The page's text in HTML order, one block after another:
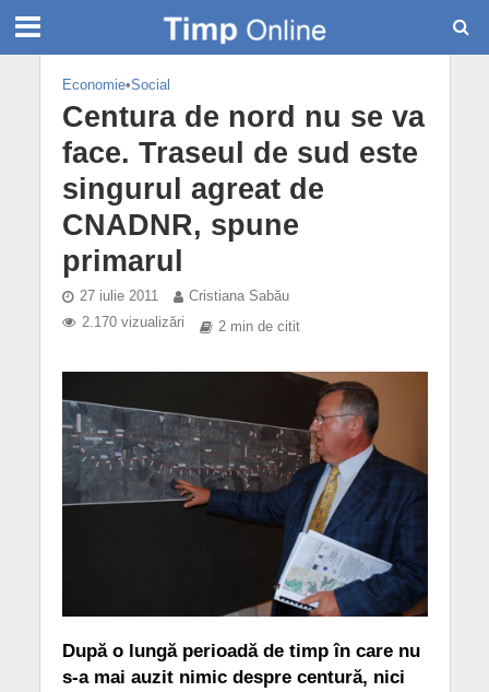
Economie•Social
Centura de nord nu se va
face. Traseul de sud este
singurul agreat de
CNADNR, spune
primarul
27 iulie 2011
Cristiana Sabău
2.170 vizualizări
2 min de citit
După o lungă perioadă de timp în care nu
s-a mai auzit nimic despre centură, nici